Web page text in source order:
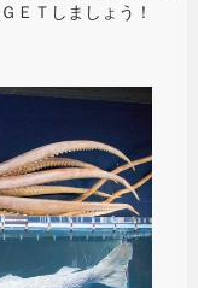
ＥＴしましょう！